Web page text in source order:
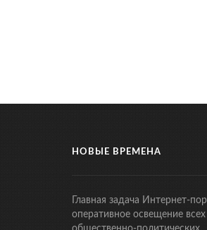
НОВЫЕ ВРЕМЕНА
Главная задача Интернет-
оперативное освещение